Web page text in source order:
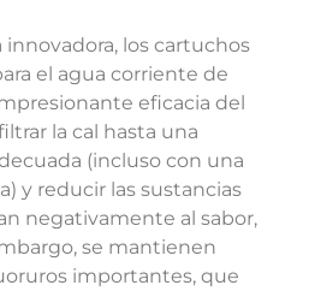
innovadora, los cartuchos
el agua corriente de
eficacia del
la cal hasta una
(incluso con una
y reducir las sustancias
negativamente al sabor,
se mantienen
importantes, que